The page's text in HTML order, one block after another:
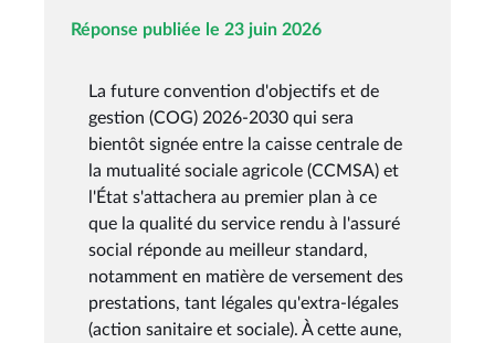
Réponse publiée le 23 juin 2026
La future convention d'objectifs et de
gestion (COG) 2026-2030 qui sera
bientôt signée entre la caisse centrale de
la mutualité sociale agricole (CCMSA) et
l'État s'attachera au premier plan à ce
que la qualité du service rendu à l'assuré
social réponde au meilleur standard,
notamment en matière de versement des
prestations, tant légales qu'extra-légales
(action sanitaire et sociale). À cette aune,